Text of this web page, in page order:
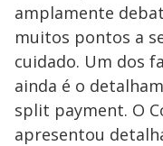
amplamente
muitos pontos a
cuidado. Um dos
ainda é o
split payment. O
apresentou